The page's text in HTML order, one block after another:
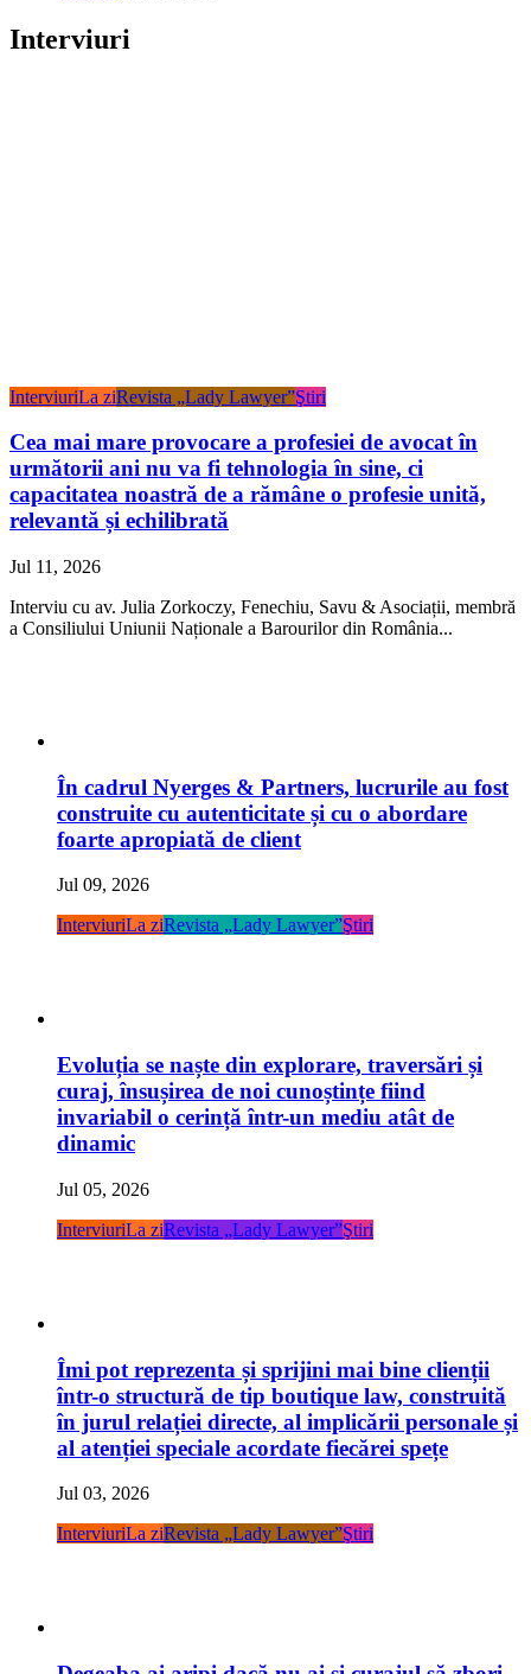
Interviuri
InterviuriLa ziRevista „Lady Lawyer”Ştiri
Cea mai mare provocare a profesiei de avocat în
următorii ani nu va fi tehnologia în sine, ci
capacitatea noastră de a rămâne o profesie unită,
relevantă și echilibrată
Jul 11, 2026
Interviu cu av. Julia Zorkoczy, Fenechiu, Savu & Asociații, membră
a Consiliului Uniunii Naționale a Barourilor din România...
În cadrul Nyerges & Partners, lucrurile au fost
construite cu autenticitate și cu o abordare
foarte apropiată de client
Jul 09, 2026
InterviuriLa ziRevista „Lady Lawyer”Ştiri
Evoluția se naște din explorare, traversări și
curaj, însușirea de noi cunoștințe fiind
invariabil o cerință într-un mediu atât de
dinamic
Jul 05, 2026
InterviuriLa ziRevista „Lady Lawyer”Ştiri
Îmi pot reprezenta și sprijini mai bine clienții
într-o structură de tip boutique law, construită
în jurul relației directe, al implicării personale și
al atenției speciale acordate fiecărei spețe
Jul 03, 2026
InterviuriLa ziRevista „Lady Lawyer”Ştiri